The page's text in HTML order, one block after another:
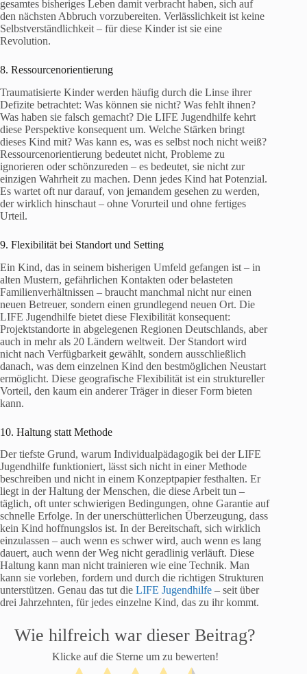
gesamtes bisheriges Leben damit verbracht haben, sich auf
den nächsten Abbruch vorzubereiten. Verlässlichkeit ist keine
Selbstverständlichkeit – für diese Kinder ist sie eine
Revolution.
8. Ressourcenorientierung
Traumatisierte Kinder werden häufig durch die Linse ihrer
Defizite betrachtet: Was können sie nicht? Was fehlt ihnen?
Was haben sie falsch gemacht? Die LIFE Jugendhilfe kehrt
diese Perspektive konsequent um. Welche Stärken bringt
dieses Kind mit? Was kann es, was es selbst noch nicht weiß?
Ressourcenorientierung bedeutet nicht, Probleme zu
ignorieren oder schönzureden – es bedeutet, sie nicht zur
einzigen Wahrheit zu machen. Denn jedes Kind hat Potenzial.
Es wartet oft nur darauf, von jemandem gesehen zu werden,
der wirklich hinschaut – ohne Vorurteil und ohne fertiges
Urteil.
9. Flexibilität bei Standort und Setting
Ein Kind, das in seinem bisherigen Umfeld gefangen ist – in
alten Mustern, gefährlichen Kontakten oder belasteten
Familienverhältnissen – braucht manchmal nicht nur einen
neuen Betreuer, sondern einen grundlegend neuen Ort. Die
LIFE Jugendhilfe bietet diese Flexibilität konsequent:
Projektstandorte in abgelegenen Regionen Deutschlands, aber
auch in mehr als 20 Ländern weltweit. Der Standort wird
nicht nach Verfügbarkeit gewählt, sondern ausschließlich
danach, was dem einzelnen Kind den bestmöglichen Neustart
ermöglicht. Diese geografische Flexibilität ist ein struktureller
Vorteil, den kaum ein anderer Träger in dieser Form bieten
kann.
10. Haltung statt Methode
Der tiefste Grund, warum Individualpädagogik bei der LIFE
Jugendhilfe funktioniert, lässt sich nicht in einer Methode
beschreiben und nicht in einem Konzeptpapier festhalten. Er
liegt in der Haltung der Menschen, die diese Arbeit tun –
täglich, oft unter schwierigen Bedingungen, ohne Garantie auf
schnelle Erfolge. In der unerschütterlichen Überzeugung, dass
kein Kind hoffnungslos ist. In der Bereitschaft, sich wirklich
einzulassen – auch wenn es schwer wird, auch wenn es lang
dauert, auch wenn der Weg nicht geradlinig verläuft. Diese
Haltung kann man nicht trainieren wie eine Technik. Man
kann sie vorleben, fordern und durch die richtigen Strukturen
unterstützen. Genau das tut die LIFE Jugendhilfe – seit über
drei Jahrzehnten, für jedes einzelne Kind, das zu ihr kommt.
Wie hilfreich war dieser Beitrag?
Klicke auf die Sterne um zu bewerten!